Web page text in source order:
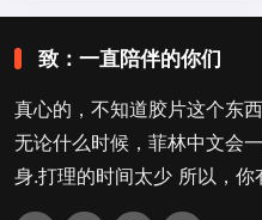
致：一直陪伴的你们
真心的，不知道胶片这个东
无论什么时候，菲林中文会
身.打理的时间太少 所以，你